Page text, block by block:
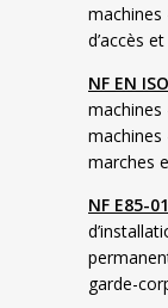
machines
d’accès
NF EN
machines
machines
marches
NF E85-
garde-